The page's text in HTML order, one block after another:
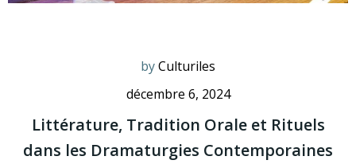
byCulturiles
décembre 6, 2024
Littérature, Tradition Orale et Rituels
dans les Dramaturgies Contemporaines